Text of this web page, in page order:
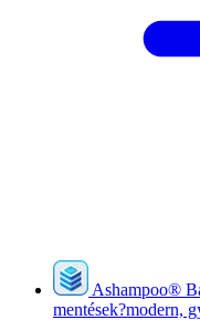
Ashampoo®
mentések?modern,